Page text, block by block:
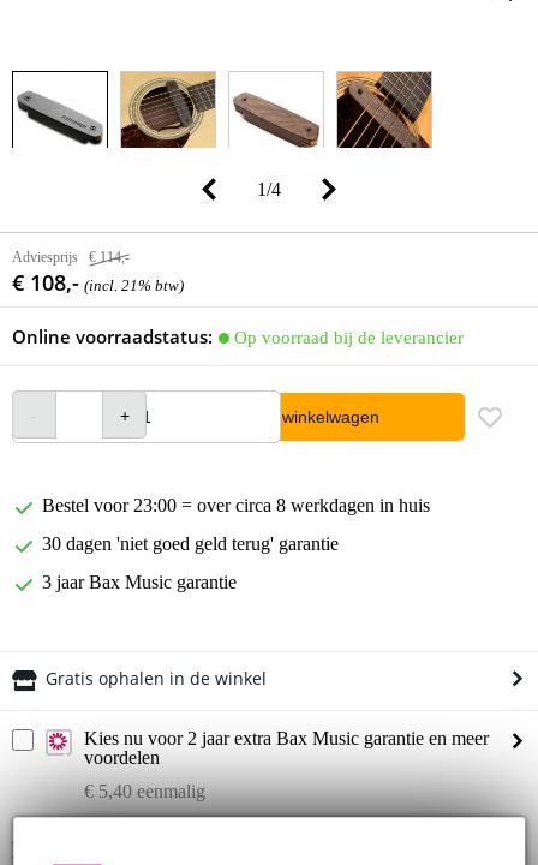
1/4
Adviesprijs € 114,-
€ 108,- (incl. 21% btw)
Online voorraadstatus: Op voorraad bij de leverancier
In winkelwagen
Bestel voor 23:00 = over circa 8 werkdagen in huis
30 dagen 'niet goed geld terug' garantie
3 jaar Bax Music garantie
Gratis ophalen in de winkel
Kies nu voor 2 jaar extra Bax Music garantie en meer
voordelen
€ 5,40 eenmalig
Productinformatie